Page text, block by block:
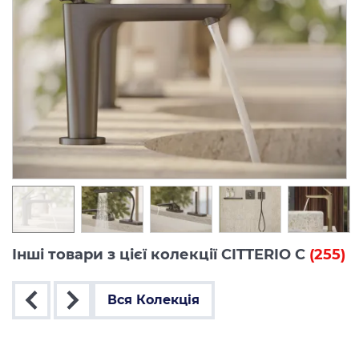
Інші товари з цієї колекції CITTERIO C (255)
Вся Колекція